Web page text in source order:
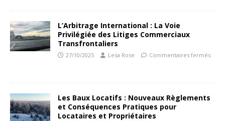
L’Arbitrage International : La Voie
Privilégiée des Litiges Commerciaux
Transfrontaliers
27/10/2025 Lesa Rose Commentaires fermés
Les Baux Locatifs : Nouveaux Règlements
et Conséquences Pratiques pour
Locataires et Propriétaires